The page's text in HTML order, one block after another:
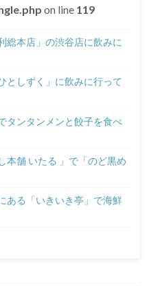
on line 119
総本店」の渋谷店に飲みに
としずく」に飲みに行って
タンタンメンと餃子を食べ
本舗 いたる 」で「のど黒め
ある「いきいき亭」で海鮮